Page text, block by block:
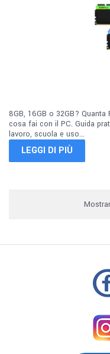
8GB, 16GB o 32GB?
cosa fai con il PC. Guida
lavoro, scuola e uso...
LEGGI DI PIÙ